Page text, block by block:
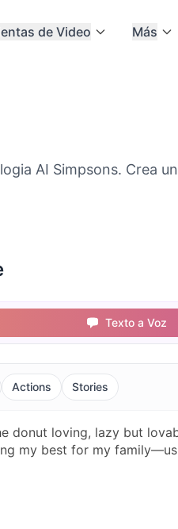
de Video Más
AI Simpsons. Crea
Texto a Voz
Actions Stories